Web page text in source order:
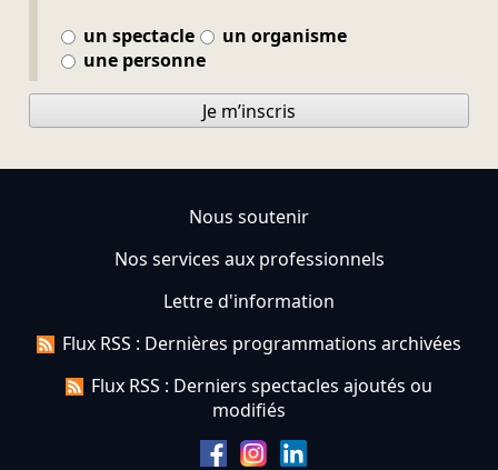
un spectacle
un organisme
une personne
Je m’inscris
Nous soutenir
Nos services aux professionnels
Lettre d'information
Flux RSS : Dernières programmations archivées
Flux RSS : Derniers spectacles ajoutés ou
modifiés